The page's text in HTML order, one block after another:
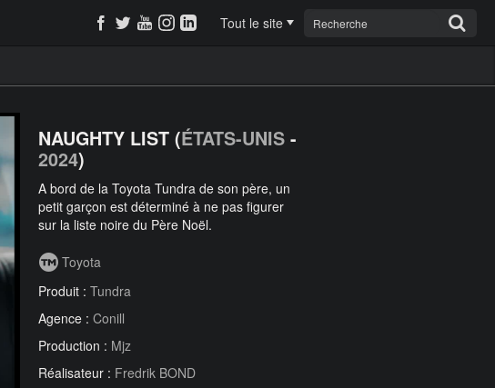
Tout le site
NAUGHTY LIST (ÉTATS-UNIS -
2024)
A bord de la Toyota Tundra de son père, un
petit garçon est déterminé à ne pas figurer
sur la liste noire du Père Noël.
Toyota
Produit : Tundra
Agence : Conill
Production : Mjz
Réalisateur : Fredrik BOND